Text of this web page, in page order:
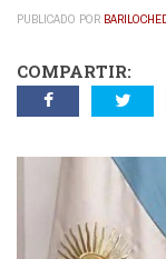
PUBLICADO POR
COMPARTIR: